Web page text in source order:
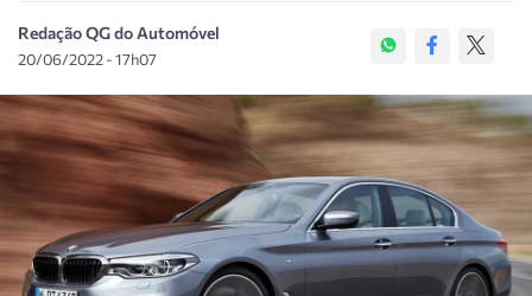
Redação QG do Automóvel
20/06/2022 - 17h07